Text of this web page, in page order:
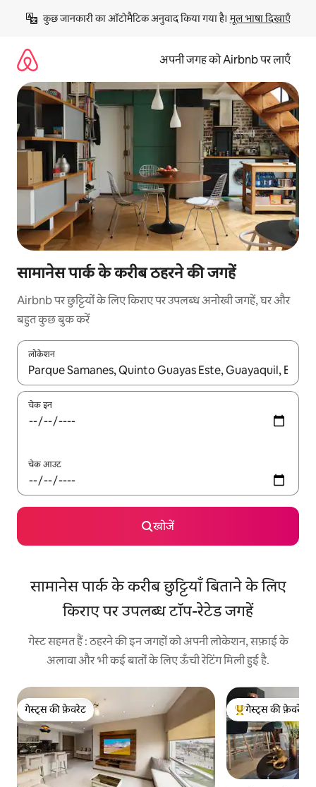
छोड़कर
कॉन्टेंट
कुछ जानकारी का ऑटोमैटिक अनुवाद किया गया है। मूल भाषा दिखाएँ
अपनी जगह को Airbnb पर लाएँ
सामानेस पार्क के करीब ठहरने की जगहें
Airbnb पर छुट्टियों के लिए किराए पर उपलब्ध अनोखी जगहें, घर और
बहुत कुछ बुक करें
लोकेशन
नतीजों के उपलब्ध होने पर, अप और डाउन 'ऐरो की' का इस्तेमाल करके नेविगेट
चेक इन
चेक आउट
खोजें
सामानेस पार्क के करीब छुट्टियाँ बिताने के लिए
किराए पर उपलब्ध टॉप-रेटेड जगहें
गेस्ट सहमत हैं : ठहरने की इन जगहों को अपनी लोकेशन, सफ़ाई के
अलावा और भी कई बातों के लिए ऊँची रेटिंग मिली हुई है.
गेस्ट्स की फ़ेवरेट
गेस्ट्स की फ़ेवरेट
गेस्ट्स का टॉप फ़ेवरेट
गेस्ट्स की फ़ेवरेट